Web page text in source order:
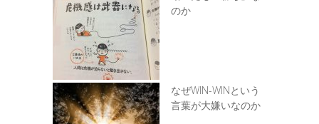
のか
なぜWIN-WINという
言葉が大嫌いなのか